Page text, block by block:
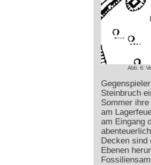
Abb. 6:
Steinbruch
Sommer
am
am Eingang
Decken sind
Ebenen